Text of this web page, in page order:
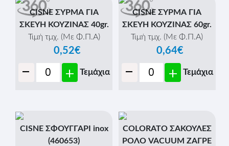
CISNE ΣΥΡΜΑ ΓΙΑ
ΣΚΕΥΗ ΚΟΥΖΙΝΑΣ 40gr.
Τιμή τμχ. (Με Φ.Π.Α)
0,52€
- + Τεμάχια
CISNE ΣΥΡΜΑ ΓΙΑ
ΣΚΕΥΗ ΚΟΥΖΙΝΑΣ 60gr.
Τιμή τμχ. (Με Φ.Π.Α)
0,64€
- + Τεμάχια
CISNE ΣΦΟΥΓΓΑΡΙ inox
(460653)
COLORATO ΣΑΚΟΥΛΕΣ
ΡΟΛΟ VACUUM ΖΑΓΡΕ